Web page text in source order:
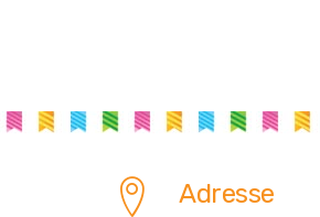
Adresse